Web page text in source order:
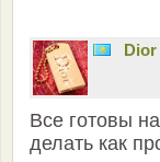
Dior
Все готовы
делать как